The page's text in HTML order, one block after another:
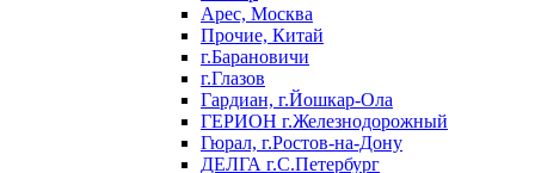
Арес, Москва
Прочие, Китай
г.Барановичи
г.Глазов
Гардиан, г.Йошкар-Ола
ГЕРИОН г.Железнодорожный
Гюрал, г.Ростов-на-Дону
ДЕЛГА г.С.Петербург